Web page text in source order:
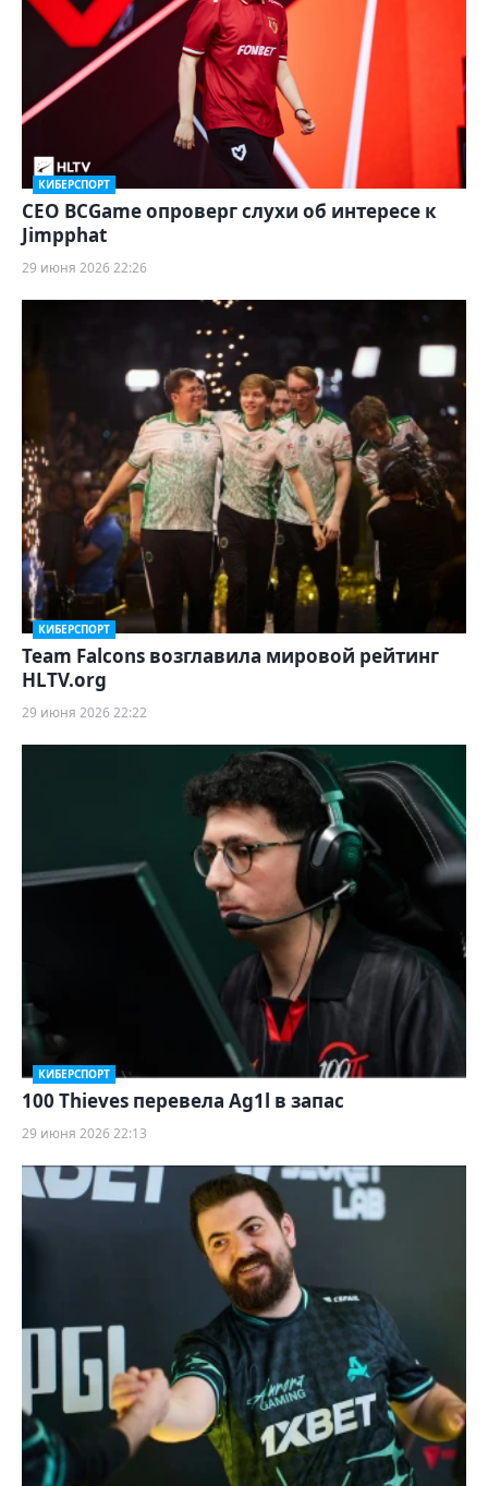
КИБЕРСПОРТ
CEO BCGame опроверг слухи об интересе к
Jimpphat
29 июня 2026 22:26
КИБЕРСПОРТ
Team Falcons возглавила мировой рейтинг
HLTV.org
29 июня 2026 22:22
КИБЕРСПОРТ
100 Thieves перевела Ag1l в запас
29 июня 2026 22:13